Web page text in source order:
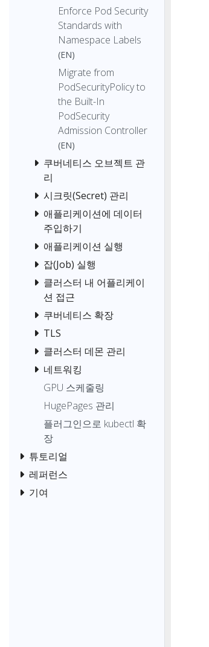
Enforce Pod Security
Standards with
Namespace Labels
(EN)
Migrate from
PodSecurityPolicy to
the Built-In
PodSecurity
Admission Controller
(EN)
쿠버네티스 오브젝트 관
리
시크릿(Secret) 관리
애플리케이션에 데이터
주입하기
애플리케이션 실행
잡(Job) 실행
클러스터 내 어플리케이
션 접근
쿠버네티스 확장
TLS
클러스터 데몬 관리
네트워킹
GPU 스케줄링
HugePages 관리
플러그인으로 kubectl 확
장
튜토리얼
레퍼런스
기여